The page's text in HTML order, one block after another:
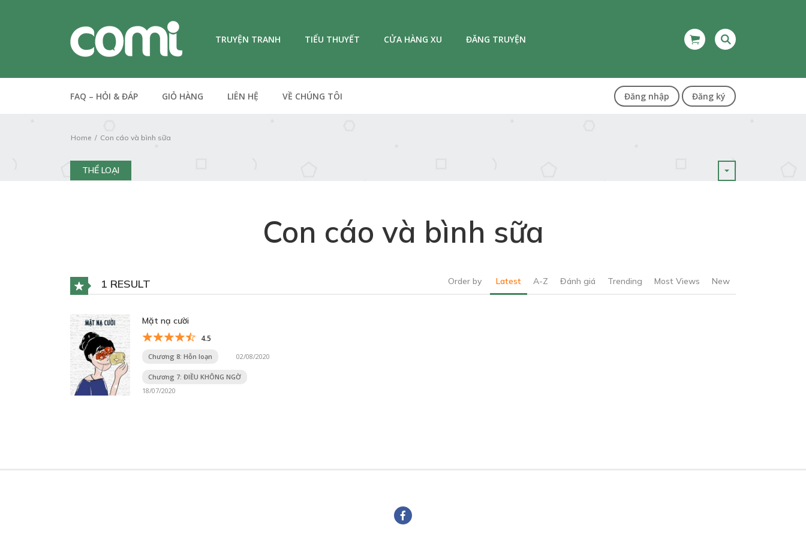
TRUYỆN TRANH TIỂU THUYẾT CỬA HÀNG XU ĐĂNG TRUYỆN
FAQ – HỎI & ĐÁP GIỎ HÀNG LIÊN HỆ VỀ CHÚNG TÔI Đăng nhập Đăng ký
Home Con cáo và bình sữa
THỂ LOẠI
Con cáo và bình sữa
1 RESULT Order by Latest A-Z Đánh giá Trending Most Views New
Mặt nạ cười
4.5
Chương 8: Hỗn loạn 02/08/2020
Chương 7: ĐIỀU KHÔNG NGỜ
18/07/2020